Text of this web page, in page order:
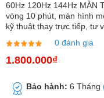
60Hz 120Hz 144Hz MÀN
vòng 10 phút, màn hình
kỹ thuật thay trực tiếp, tư
0 đánh giá
1.800.000₫
Bảo hành: 6 Tháng